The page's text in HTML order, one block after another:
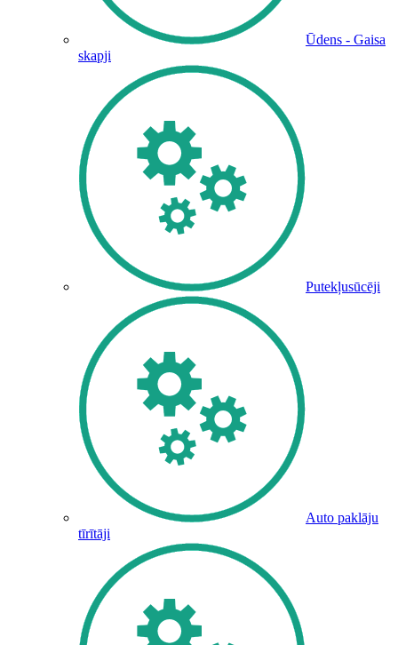
Ūdens - Gaisa
skapji
Putekļusūcēji
Auto paklāju
tīrītāji